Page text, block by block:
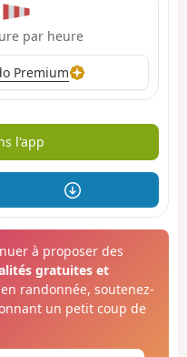
par heure
Premium
l'app
à proposer des
gratuites et
randonnée, soutenez-
un petit coup de